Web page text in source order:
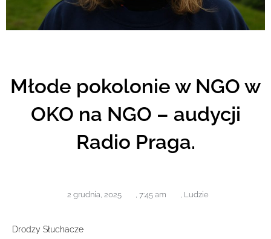
Młode pokolonie w NGO w
OKO na NGO – audycji
Radio Praga.
2 grudnia, 2025 7:45 am Ludzie
Drodzy Słuchacze